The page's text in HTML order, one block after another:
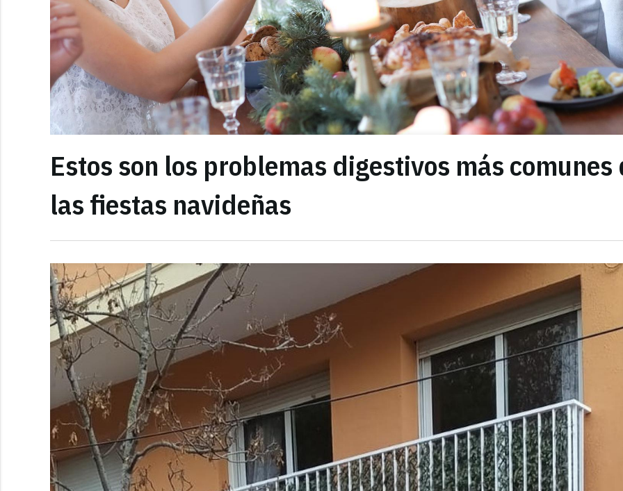
Estos son los problemas digestivos más comunes
las fiestas navideñas